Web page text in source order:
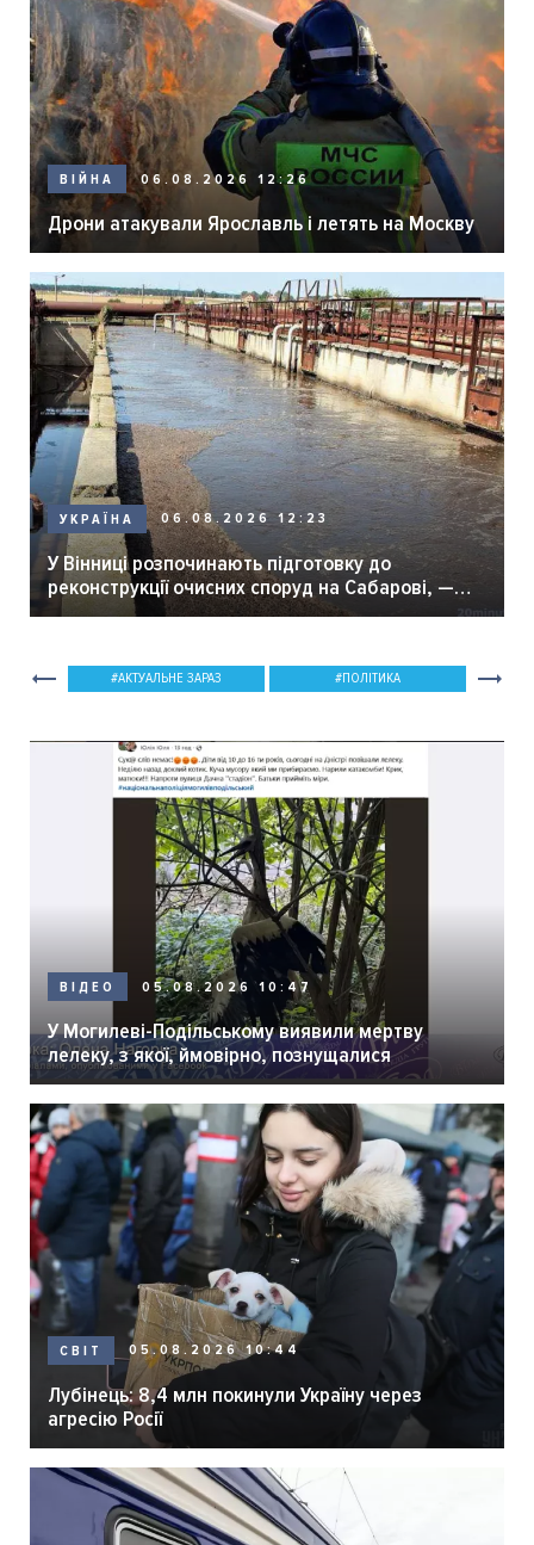
ВІЙНА 06.08.2026 12:26
Дрони атакували Ярославль і летять на Москву
УКРАЇНА 06.08.2026 12:23
У Вінниці розпочинають підготовку до
реконструкції очисних споруд на Сабарові, —
мер Вінниці.
АКТУАЛЬНЕ ЗАРАЗ ПОЛІТИКА
ВІДЕО 05.08.2026 10:47
У Могилеві-Подільському виявили мертву
лелеку, з якої, ймовірно, познущалися
СВІТ 05.08.2026 10:44
Лубінець: 8,4 млн покинули Україну через
агресію Росії